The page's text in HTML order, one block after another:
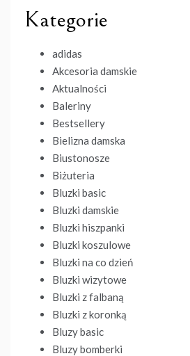
Kategorie
adidas
Akcesoria damskie
Aktualności
Baleriny
Bestsellery
Bielizna damska
Biustonosze
Biżuteria
Bluzki basic
Bluzki damskie
Bluzki hiszpanki
Bluzki koszulowe
Bluzki na co dzień
Bluzki wizytowe
Bluzki z falbaną
Bluzki z koronką
Bluzy basic
Bluzy bomberki